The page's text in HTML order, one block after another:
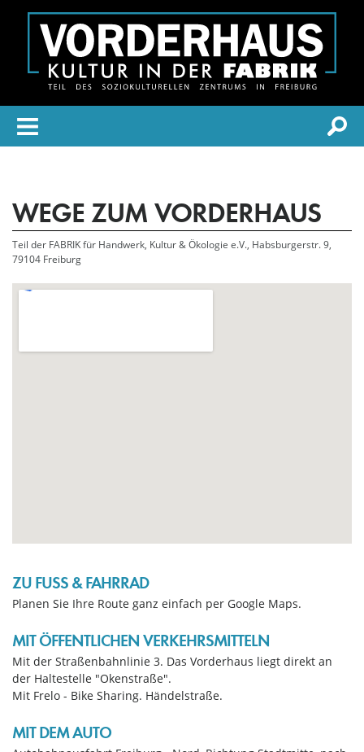
WEGE ZUM VORDERHAUS
Teil der FABRIK für Handwerk, Kultur & Ökologie e.V., Habsburgerstr. 9,
79104 Freiburg
ZU FUSS & FAHRRAD
Planen Sie Ihre Route ganz einfach per Google Maps.
MIT ÖFFENTLICHEN VERKEHRSMITTELN
Mit der Straßenbahnlinie 3. Das Vorderhaus liegt direkt an
der Haltestelle "Okenstraße".
Mit Frelo - Bike Sharing. Händelstraße.
MIT DEM AUTO